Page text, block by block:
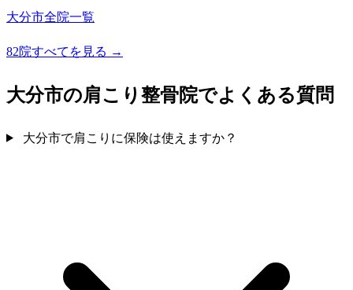
大分市全院一覧
82院すべてを見る →
大分市の肩こり整骨院でよくある質問
大分市で肩こりに保険は使えますか？